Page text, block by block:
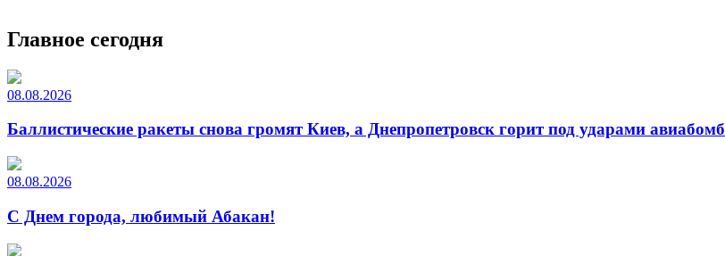
Главное сегодня
08.08.2026
Баллистические ракеты снова громят Киев, а Днепропетровск горит под ударами авиабомб
08.08.2026
С Днем города, любимый Абакан!